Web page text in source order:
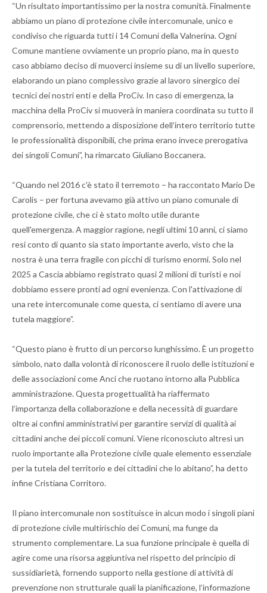
“Un risultato importantissimo per la nostra comunità. Finalmente
abbiamo un piano di protezione civile intercomunale, unico e
condiviso che riguarda tutti i 14 Comuni della Valnerina. Ogni
Comune mantiene ovviamente un proprio piano, ma in questo
caso abbiamo deciso di muoverci insieme su di un livello superiore,
elaborando un piano complessivo grazie al lavoro sinergico dei
tecnici dei nostri enti e della ProCiv. In caso di emergenza, la
macchina della ProCiv si muoverà in maniera coordinata su tutto il
comprensorio, mettendo a disposizione dell’intero territorio tutte
le professionalità disponibili, che prima erano invece prerogativa
dei singoli Comuni”, ha rimarcato Giuliano Boccanera.
“Quando nel 2016 c'è stato il terremoto – ha raccontato Mario De
Carolis – per fortuna avevamo già attivo un piano comunale di
protezione civile, che ci è stato molto utile durante
quell'emergenza. A maggior ragione, negli ultimi 10 anni, ci siamo
resi conto di quanto sia stato importante averlo, visto che la
nostra è una terra fragile con picchi di turismo enormi. Solo nel
2025 a Cascia abbiamo registrato quasi 2 milioni di turisti e noi
dobbiamo essere pronti ad ogni evenienza. Con l'attivazione di
una rete intercomunale come questa, ci sentiamo di avere una
tutela maggiore”.
“Questo piano è frutto di un percorso lunghissimo. È un progetto
simbolo, nato dalla volontà di riconoscere il ruolo delle istituzioni e
delle associazioni come Anci che ruotano intorno alla Pubblica
amministrazione. Questa progettualità ha riaffermato
l’importanza della collaborazione e della necessità di guardare
oltre ai confini amministrativi per garantire servizi di qualità ai
cittadini anche dei piccoli comuni. Viene riconosciuto altresì un
ruolo importante alla Protezione civile quale elemento essenziale
per la tutela del territorio e dei cittadini che lo abitano”, ha detto
infine Cristiana Corritoro.
Il piano intercomunale non sostituisce in alcun modo i singoli piani
di protezione civile multirischio dei Comuni, ma funge da
strumento complementare. La sua funzione principale è quella di
agire come una risorsa aggiuntiva nel rispetto del principio di
sussidiarietà, fornendo supporto nella gestione di attività di
prevenzione non strutturale quali la pianificazione, l’informazione